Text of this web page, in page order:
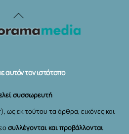
Back
To
αυτόν τον ιστότοπο
συσσωρευτή
ως εκ τούτου τα άρθρα, εικόνες και
συλλέγονται και προβάλλονται